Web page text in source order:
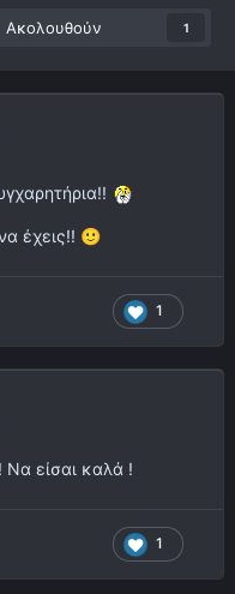
Ακολουθούν 1
έχεις!! 🙂
1
Να είσαι καλά !
1